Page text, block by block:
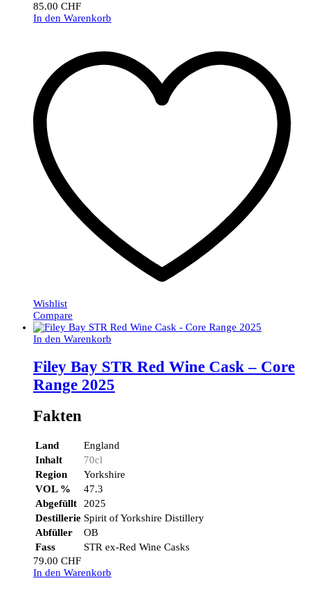
85.00 CHF
In den Warenkorb
Wishlist
Compare
In den Warenkorb
Filey Bay STR Red Wine Cask – Core
Range 2025
Fakten
Land
England
Inhalt
70cl
Region
Yorkshire
VOL %
47.3
Abgefüllt
2025
Destillerie Spirit of Yorkshire Distillery
Abfüller
OB
Fass
STR ex-Red Wine Casks
79.00 CHF
In den Warenkorb